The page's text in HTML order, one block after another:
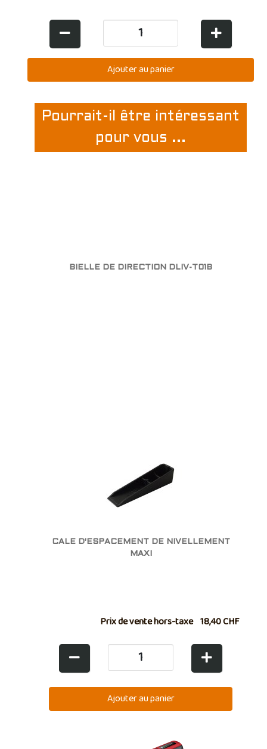
Pourrait-il être intéressant
pour vous ...
BIELLE DE DIRECTION DLIV-T01B
CALE D'ESPACEMENT DE NIVELLEMENT
MAXI
Prix de vente hors-taxe 18,40 CHF